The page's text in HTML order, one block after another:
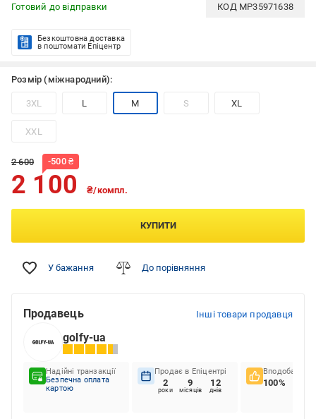
Готовий до відправки КОД MP35971638
Безкоштовна доставка
в поштомати Епіцентр
Розмір (міжнародний):
3XL L M S XL
XXL
2 600 -500₴
2 100 ₴/компл.
КУПИТИ
У бажання До порівняння
Продавець Інші товари продавця
golfy-ua
Надійні транзакції
Безпечна оплата
картою
Продає в Епіцентрі
2
роки
9
місяців
12
днів
Вподобання
100%